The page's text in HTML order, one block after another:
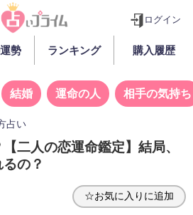
ログイン
勢 ランキング 購入履歴
結婚 運命の人 相手の気持ち
占い
二人の恋運命鑑定】結局、
の？
☆お気に入りに追加